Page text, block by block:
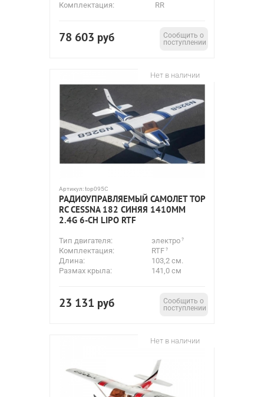
Комплектация:
RR
78 603 руб
Сообщить о
поступлении
Нет в наличии
Артикул:top095C
РАДИОУПРАВЛЯЕМЫЙ САМОЛЕТ TOP
RC CESSNA 182 СИНЯЯ 1410ММ
2.4G 6-CH LIPO RTF
Тип двигателя:
электро
Комплектация:
RTF
Длина:
103,2 см.
Размах крыла:
141,0 см
23 131 руб
Сообщить о
поступлении
Нет в наличии